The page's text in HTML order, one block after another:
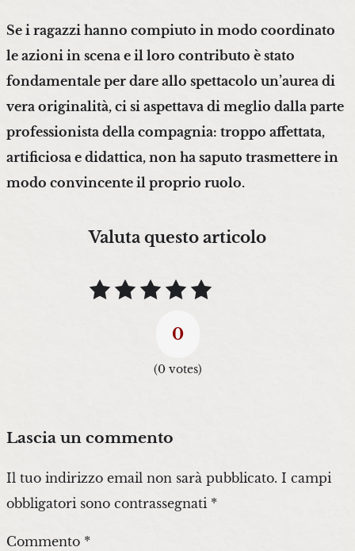
Se i ragazzi hanno compiuto in modo coordinato
le azioni in scena e il loro contributo è stato
fondamentale per dare allo spettacolo un’aurea di
vera originalità, ci si aspettava di meglio dalla parte
professionista della compagnia: troppo affettata,
artificiosa e didattica, non ha saputo trasmettere in
modo convincente il proprio ruolo.
Valuta questo articolo
0
(0votes)
Lascia un commento
Il tuo indirizzo email non sarà pubblicato. I campi
obbligatori sono contrassegnati *
Commento *